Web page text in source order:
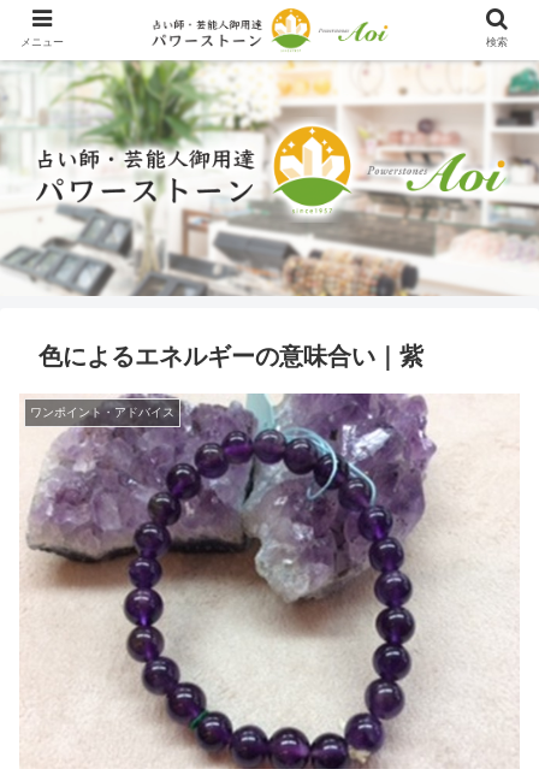
色によるエネルギーの意味合い｜紫
ワンポイント・アドバイス
メニュー 検索